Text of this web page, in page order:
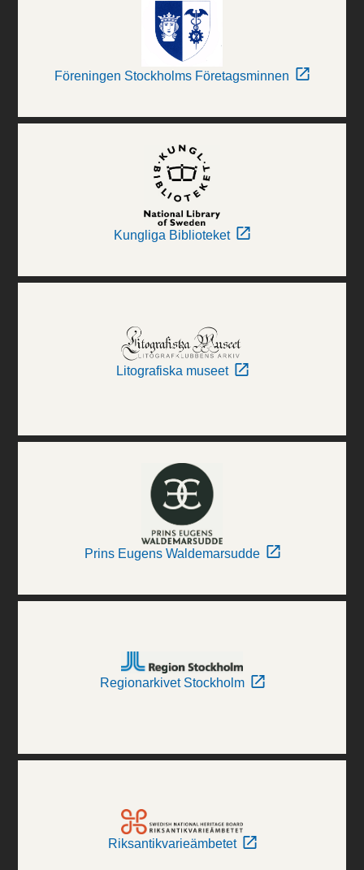
Föreningen Stockholms Företagsminnen
Kungliga Biblioteket
Litografiska museet
Prins Eugens Waldemarsudde
Regionarkivet Stockholm
Riksantikvarieämbetet